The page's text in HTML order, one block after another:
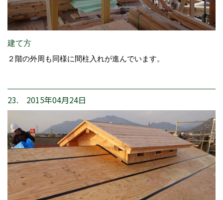
建て方
２階の外周も同様に間柱入れが進んでいます。
23. 2015年04月24日